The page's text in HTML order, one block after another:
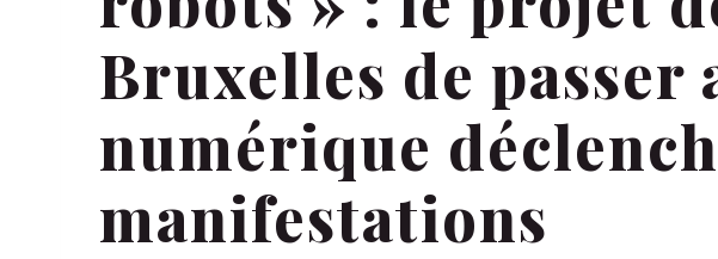
Bruxelles de passer
numérique
manifestations